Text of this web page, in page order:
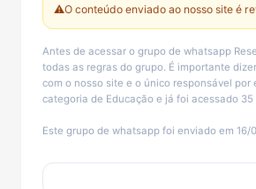
⚠️O conteúdo enviado ao nosso site é
Antes de acessar o grupo de whatsapp
todas as regras do grupo. É importante
com o nosso site e o único responsável
categoria de Educação e já foi acessado
Este grupo de whatsapp foi enviado em 16/